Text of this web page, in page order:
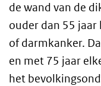
de wand van de
ouder dan 55
of darmkanker.
en met 75 jaar
het